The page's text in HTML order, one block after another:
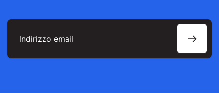
Indirizzo